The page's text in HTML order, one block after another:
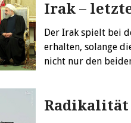
Irak –
Der Irak spielt bei
erhalten, solange
nicht nur den
Radikalität